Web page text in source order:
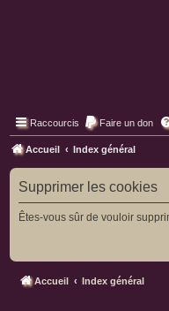
Raccourcis Faire un don
Accueil Index général
Supprimer les cookies
Êtes-vous sûr de vouloir
Accueil Index général